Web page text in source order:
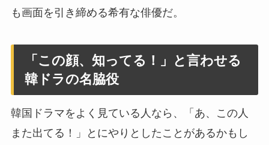
も画面を引き締める希有な俳優だ。
「この顔、知ってる！」と言わせる
韓ドラの名脇役
韓国ドラマをよく見ている人なら、「あ、この人
また出てる！」とにやりとしたことがあるかもし